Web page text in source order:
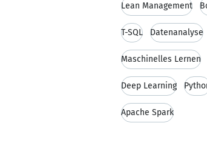
Lean Management
T-SQL Datenanalyse
Maschinelles Lernen
Deep Learning
Apache Spark